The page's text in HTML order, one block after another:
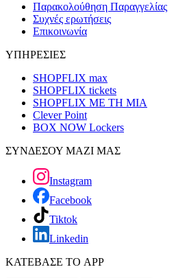
Παρακολούθηση Παραγγελίας
Συχνές ερωτήσεις
Επικοινωνία
ΥΠΗΡΕΣΙΕΣ
SHOPFLIX max
SHOPFLIX tickets
SHOPFLIX ΜΕ ΤΗ ΜΙΑ
Clever Point
BOX NOW Lockers
ΣΥΝΔΕΣΟΥ ΜΑΖΙ ΜΑΣ
Instagram
Facebook
Tiktok
Linkedin
ΚΑΤΕΒΑΣΕ ΤΟ APP